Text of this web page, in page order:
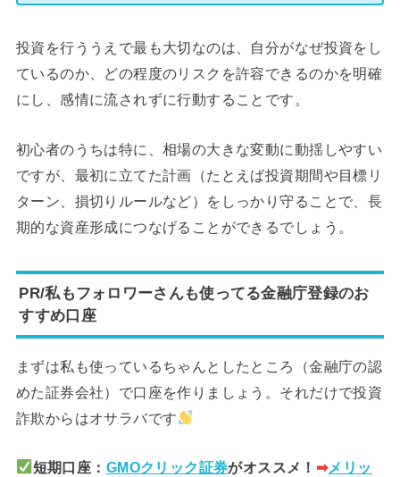
投資を行ううえで最も大切なのは、自分がなぜ投資をし
ているのか、どの程度のリスクを許容できるのかを明確
にし、感情に流されずに行動することです。
初心者のうちは特に、相場の大きな変動に動揺しやすい
ですが、最初に立てた計画（たとえば投資期間や目標リ
ターン、損切りルールなど）をしっかり守ることで、長
期的な資産形成につなげることができるでしょう。
PR/私もフォロワーさんも使ってる金融庁登録のお
すすめ口座
まずは私も使っているちゃんとしたところ（金融庁の認
めた証券会社）で口座を作りましょう。それだけで投資
詐欺からはオサラバです
短期口座： GMOクリック証券がオススメ！ ➡︎メリッ